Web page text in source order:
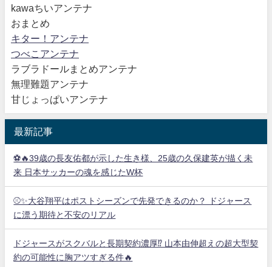
kawaちいアンテナ
おまとめ
キター！アンテナ
つべこアンテナ
ラブラドールまとめアンテナ
無理難題アンテナ
甘じょっぱいアンテナ
最新記事
⚽🔥39歳の長友佑都が示した生き様、25歳の久保建英が描く未
来 日本サッカーの魂を感じたW杯
⚾✨大谷翔平はポストシーズンで先発できるのか？ ドジャース
に漂う期待と不安のリアル
ドジャースがスクバルと長期契約濃厚⁉︎ 山本由伸超えの超大型契
約の可能性に胸アツすぎる件🔥